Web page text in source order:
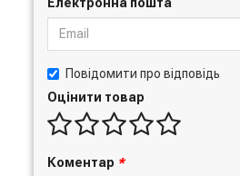
Повідомити про відповідь
Оцінити товар
Коментар *